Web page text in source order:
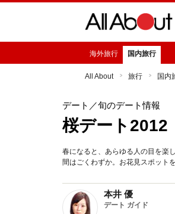
海外旅行 国内旅行
All About 旅行 国内
デート ／旬のデート情報
桜デート2012
春になると、あらゆる人の目を楽
間はごくわずか。お花見スポット
本井 優
デート ガイド